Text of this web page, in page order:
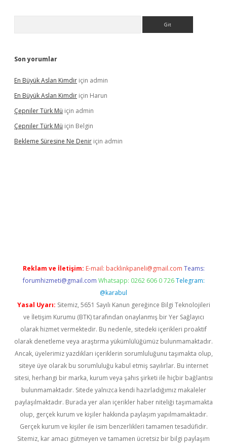
Son yorumlar
En Büyük Aslan Kimdir için admin
En Büyük Aslan Kimdir için Harun
Çepniler Türk Mü için admin
Çepniler Türk Mü için Belgin
Bekleme Süresine Ne Denir için admin
Reklam ve İletişim: E-mail: backlinkpaneli@gmail.com Teams:
forumhizmeti@gmail.com Whatsapp: 0262 606 0 726 Telegram:
@karabul
Yasal Uyarı: Sitemiz, 5651 Sayılı Kanun gereğince Bilgi Teknolojileri
ve İletişim Kurumu (BTK) tarafından onaylanmış bir Yer Sağlayıcı
olarak hizmet vermektedir. Bu nedenle, sitedeki içerikleri proaktif
olarak denetleme veya araştırma yükümlülüğümüz bulunmamaktadır.
Ancak, üyelerimiz yazdıkları içeriklerin sorumluluğunu taşımakta olup,
siteye üye olarak bu sorumluluğu kabul etmiş sayılırlar. Bu internet
sitesi, herhangi bir marka, kurum veya şahıs şirketi ile hiçbir bağlantısı
bulunmamaktadır. Sitede yalnızca kendi hazırladığımız makaleler
paylaşılmaktadır. Burada yer alan içerikler haber niteliği taşımamakta
olup, gerçek kurum ve kişiler hakkında paylaşım yapılmamaktadır.
Gerçek kurum ve kişiler ile isim benzerlikleri tamamen tesadüfidir.
Sitemiz, kar amacı gütmeyen ve tamamen ücretsiz bir bilgi paylaşım